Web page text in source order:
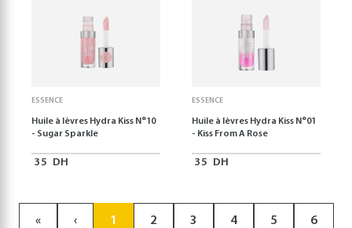
ESSENCE
Huile à lèvres Hydra Kiss N°10
- Sugar Sparkle
35 DH
ESSENCE
Huile à lèvres Hydra Kiss N°01
- Kiss From A Rose
35 DH
« ‹ 1 2 3 4 5 6